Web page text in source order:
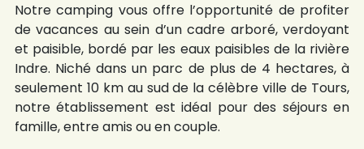
Notre camping vous offre l’opportunité de profiter
de vacances au sein d’un cadre arboré, verdoyant
et paisible, bordé par les eaux paisibles de la rivière
Indre. Niché dans un parc de plus de 4 hectares, à
seulement 10 km au sud de la célèbre ville de Tours,
notre établissement est idéal pour des séjours en
famille, entre amis ou en couple.